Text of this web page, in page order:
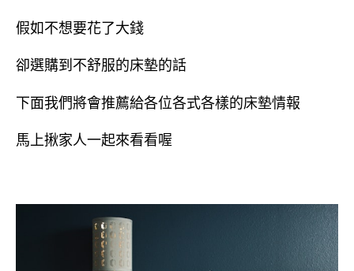
假如不想要花了大錢
卻選購到不舒服的床墊的話
下面我們將會推薦給各位各式各樣的床墊情報
馬上揪家人一起來看看喔